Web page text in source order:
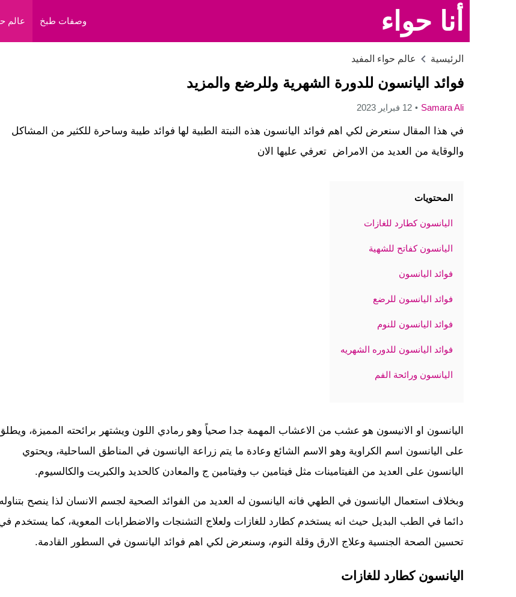
أنا حواء وصفات طبخ عالم
الرئيسية عالم حواء المفيد
فوائد اليانسون للدورة الشهرية وللرضع والمزيد
Samara Ali 12 فبراير 2023
في هذا المقال سنعرض لكي اهم فوائد اليانسون هذه النبتة الطبية لها فوائد طيبة وساحرة للكثير من المشاكل
والوقاية من العديد من الامراض تعرفي عليها الان
المحتويات
اليانسون كطارد للغازات
اليانسون كفاتح للشهية
فوائد اليانسون
فوائد اليانسون للرضع
فوائد اليانسون للنوم
فوائد اليانسون للدوره الشهريه
اليانسون ورائحة الفم
اليانسون او الانيسون هو عشب من الاعشاب المهمة جدا صحياً وهو رمادي اللون ويشتهر برائحته المميزة،
على اليانسون اسم الكراوية وهو الاسم الشائع وعادة ما يتم زراعة اليانسون في المناطق الساحلية، ويحتوي
اليانسون على العديد من الفيتامينات مثل فيتامين ب وفيتامين ج والمعادن كالحديد والكبريت والكالسيوم.
وبخلاف استعمال اليانسون في الطهي فانه اليانسون له العديد من الفوائد الصحية لجسم الانسان لذا ينصح بتناوله
دائما في الطب البديل حيث انه يستخدم كطارد للغازات ولعلاج التشنجات والاضطرابات المعوية، كما يستخدم
تحسين الصحة الجنسية وعلاج الارق وقلة النوم، وسنعرض لكي اهم فوائد اليانسون في السطور القادمة.
اليانسون كطارد للغازات